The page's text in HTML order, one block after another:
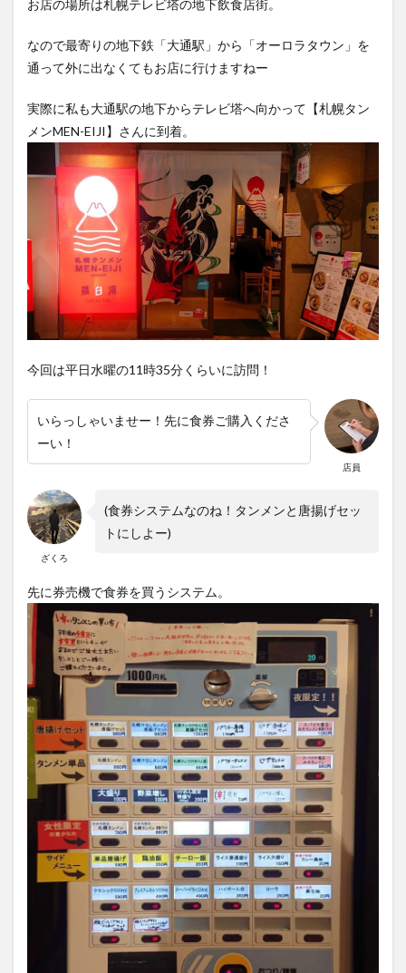
お店の場所は札幌テレビ塔の地下飲食店街。
なので最寄りの地下鉄「大通駅」から「オーロラタウン」を
通って外に出なくてもお店に行けますねー
実際に私も大通駅の地下からテレビ塔へ向かって【札幌タン
メンMEN-EIJI】さんに到着。
今回は平日水曜の11時35分くらいに訪問！
店員
いらっしゃいませー！先に食券ご購入くださ
ーい！
ざくろ
(食券システムなのね！タンメンと唐揚げセッ
トにしよー)
先に券売機で食券を買うシステム。